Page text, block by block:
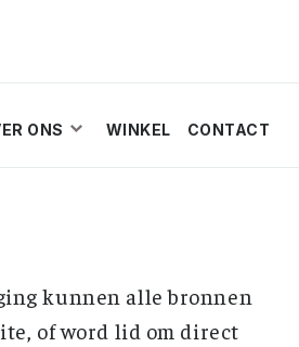
ONS WINKEL CONTACT
kunnen alle bronnen
of word lid om direct